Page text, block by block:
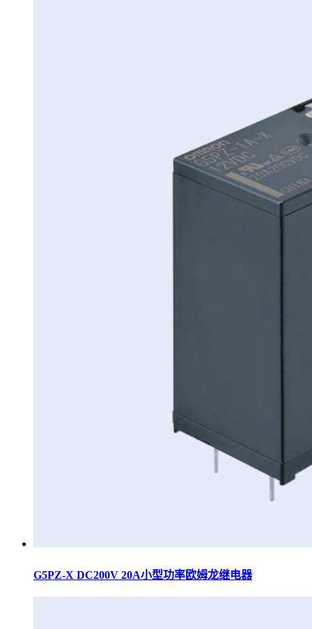
G5PZ-X DC200V 20A小型功率欧姆龙继电器